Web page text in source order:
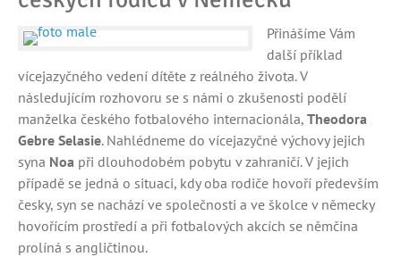
Přinášíme Vám
další příklad
vícejazyčného vedení dítěte z reálného života. V
následujícím rozhovoru se s námi o zkušenosti podělí
manželka českého fotbalového internacionála, Theodora
Gebre Selasie. Nahlédneme do vícejazyčné výchovy jejich
syna Noa při dlouhodobém pobytu v zahraničí. V jejich
případě se jedná o situaci, kdy oba rodiče hovoří především
česky, syn se nachází ve společnosti a ve školce v německy
hovořícím prostředí a při fotbalových akcích se němčina
prolíná s angličtinou.